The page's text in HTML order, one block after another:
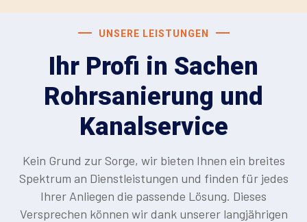
UNSERE LEISTUNGEN
Ihr Profi in Sachen
Rohrsanierung und
Kanalservice
Kein Grund zur Sorge, wir bieten Ihnen ein breites
Spektrum an Dienstleistungen und finden für jedes
Ihrer Anliegen die passende Lösung. Dieses
Versprechen können wir dank unserer langjährigen